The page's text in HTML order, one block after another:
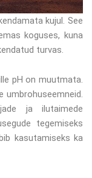
kujul. See
koguses, kuna
turvas.
pH on muutmata.
umbrohuseemneid.
ja ilutaimede
tegemiseks
kasutamiseks ka